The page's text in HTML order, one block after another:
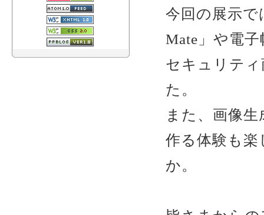
今回の展示
Mate」や電
セキュリテ
た。
また、画像
作る体験も
か。